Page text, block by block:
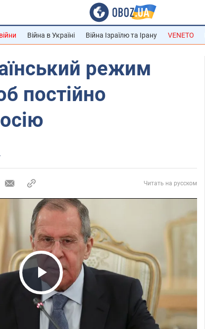
Війна в Україні Війна Ізраїлю та Ірану VENETO
режим
постійно
Читать на русском
Play Video